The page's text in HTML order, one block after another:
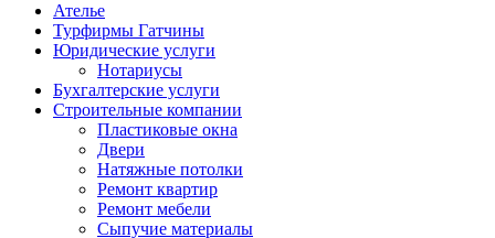
Ателье
Турфирмы Гатчины
Юридические услуги
Нотариусы
Бухгалтерские услуги
Строительные компании
Пластиковые окна
Двери
Натяжные потолки
Ремонт квартир
Ремонт мебели
Сыпучие материалы